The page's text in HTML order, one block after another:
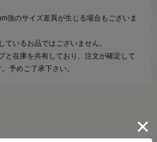
強のサイズ差異が生じる場合もございま
ているお品ではございません。
と在庫を共有しており、注文が確定して
予めご了承下さい。